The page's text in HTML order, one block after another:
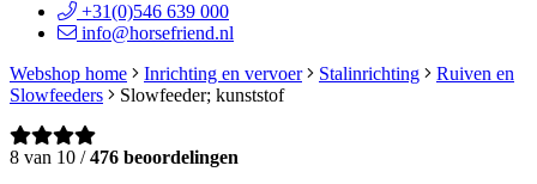
+31(0)546 639 000
info@horsefriend.nl
Webshop home
Inrichting en vervoer Stalinrichting
Ruiven en
Slowfeeders
Slowfeeder; kunststof
8 van 10 /476 beoordelingen